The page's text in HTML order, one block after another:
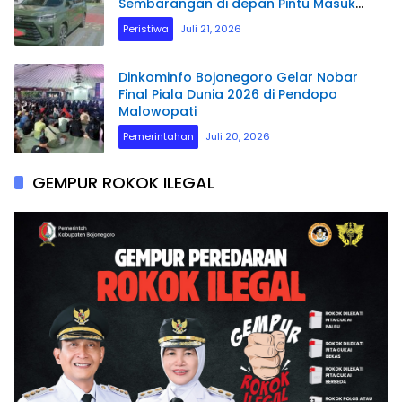
Pengadilan Negeri Manokwari.
Peristiwa Juli 21, 2026
Dinkominfo Bojonegoro Gelar Nobar
Final Piala Dunia 2026 di Pendopo
Malowopati
Pemerintahan Juli 20, 2026
GEMPUR ROKOK ILEGAL